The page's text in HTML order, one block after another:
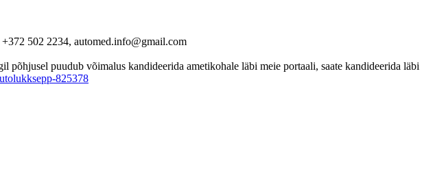
502 2234, automed.info@gmail.com
puudub võimalus kandideerida ametikohale läbi meie portaali, saate kandideerida
825378